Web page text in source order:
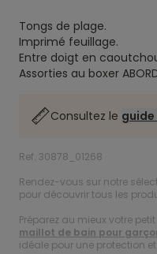
Tongs de plage.
Imprimé feuillage.
Entre doigt en
Assorties au boxer
Consultez le
Ref. 30878_01268
Rendez-vous sur notre
pour découvrir tous les
Préparez au mieux votre
maillot de bain pour
idéale pour une protection